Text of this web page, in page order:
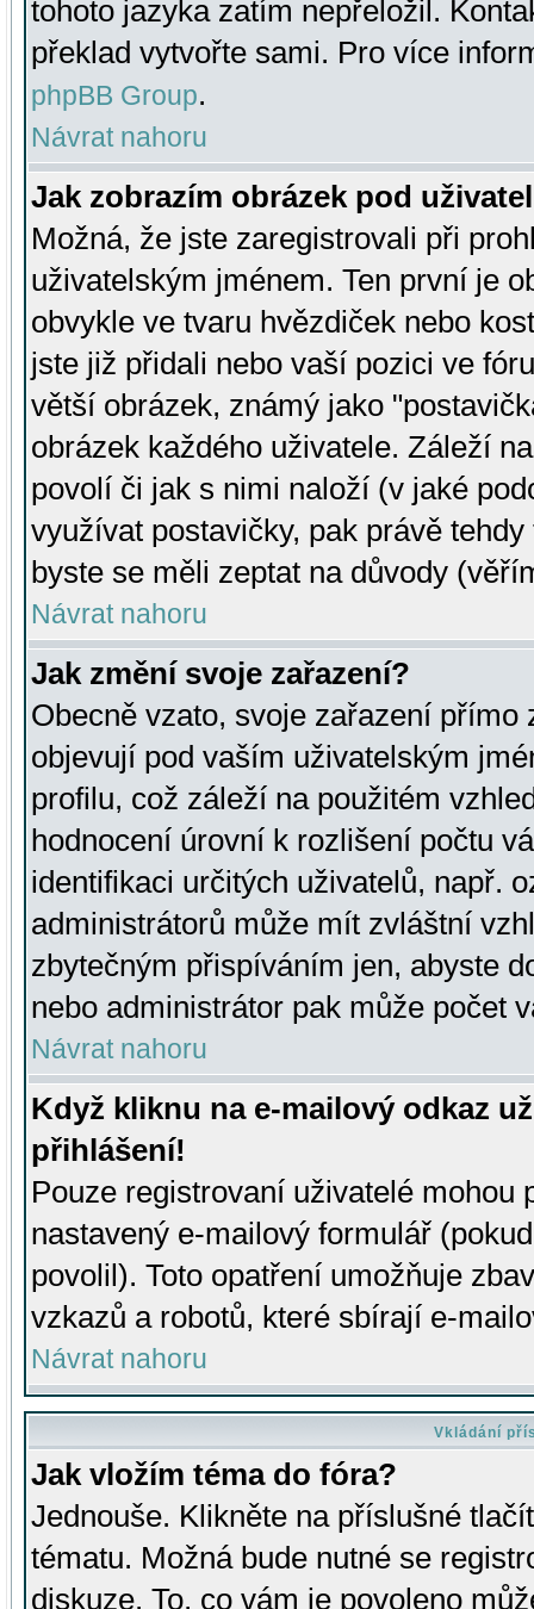
tohoto jazyka zatím nepřeložil.
překlad vytvořte sami. Pro více
phpBB Group.
Návrat nahoru
Jak zobrazím obrázek pod
Možná, že jste zaregistrovali při
uživatelským jménem. Ten první je
obvykle ve tvaru hvězdiček nebo
jste již přidali nebo vaší pozici ve
větší obrázek, známý jako
obrázek každého uživatele. Záleží
povolí či jak s nimi naloží (v jaké
využívat postavičky, pak právě
byste se měli zeptat na důvody
Návrat nahoru
Jak změní svoje zařazení?
Obecně vzato, svoje zařazení přímo
objevují pod vaším uživatelským
profilu, což záleží na použitém
hodnocení úrovní k rozlišení počtu
identifikaci určitých uživatelů, např.
administrátorů může mít zvláštní
zbytečným přispíváním jen, abyste
nebo administrátor pak může počet
Návrat nahoru
Když kliknu na e-mailový odkaz
přihlášení!
Pouze registrovaní uživatelé mohou
nastavený e-mailový formulář
povolil). Toto opatření umožňuje
vzkazů a robotů, které sbírají e-
Návrat nahoru
Vkládání
Jak vložím téma do fóra?
Jednouše. Klikněte na příslušné
tématu. Možná bude nutné se
diskuze. To, co vám je povoleno